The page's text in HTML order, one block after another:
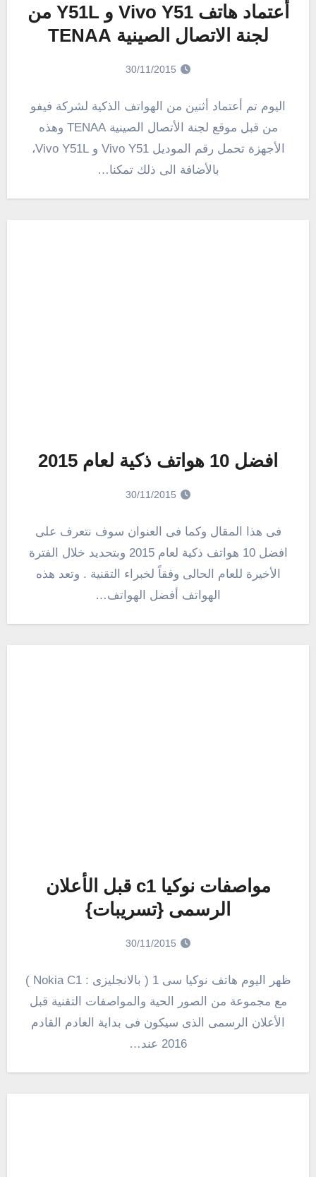
أعتماد هاتف Vivo Y51 و Y51L من
لجنة الاتصال الصينية TENAA
30/11/2015
اليوم تم أعتماد أثنين من الهواتف الذكية لشركة فيفو
من قبل موقع لجنة الأتصال الصينية TENAA وهذه
الأجهزة تحمل رقم الموديل Vivo Y51 و Vivo Y51L،
بالأضافة الى ذلك تمكنا…
افضل 10 هواتف ذكية لعام 2015
30/11/2015
فى هذا المقال وكما فى العنوان سوف نتعرف على
افضل 10 هواتف ذكية لعام 2015 وبتحديد خلال الفترة
الأخيرة للعام الحالى وفقاً لخبراء التقنية . وتعد هذه
الهواتف أفضل الهواتف…
مواصفات نوكيا c1 قبل الأعلان
الرسمى {تسريبات}
30/11/2015
ظهر اليوم هاتف نوكيا سى 1 ( بالانجليزى : Nokia C1 )
مع مجموعة من الصور الحية والمواصفات التقنية قبل
الأعلان الرسمى الذى سيكون فى بداية العادم القادم
2016 عند…